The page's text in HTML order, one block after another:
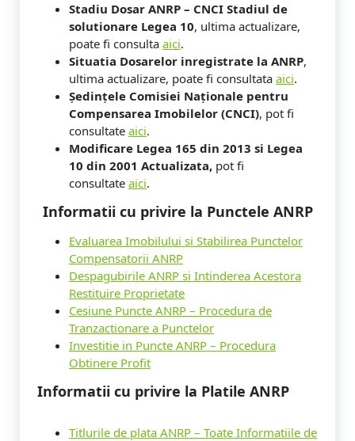
Stadiu Dosar ANRP – CNCI Stadiul de
solutionare Legea 10, ultima actualizare,
poate fi consulta aici.
Situatia Dosarelor inregistrate la ANRP,
ultima actualizare, poate fi consultata aici.
Ședințele Comisiei Naționale pentru
Compensarea Imobilelor (CNCI), pot fi
consultate aici.
Modificare Legea 165 din 2013 si Legea
10 din 2001 Actualizata, pot fi
consultate aici.
Informatii cu privire la Punctele ANRP
Evaluarea Imobilului si Stabilirea Punctelor
Compensatorii ANRP
Despagubirile ANRP si Intinderea Acestora
Restituire Proprietate
Cesiune Puncte ANRP – Procedura de
Tranzactionare a Punctelor
Investitie in Puncte ANRP – Procedura
Obtinere Profit
Informatii cu privire la Platile ANRP
Titlurile de plata ANRP – Toate Informatiile de